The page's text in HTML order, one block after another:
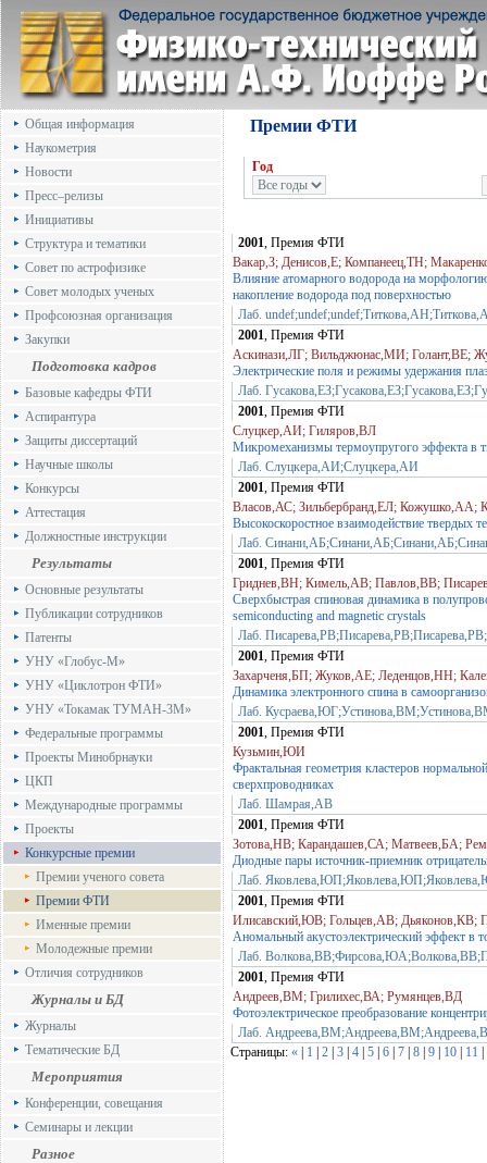
Общая информация
Наукометрия
Новости
Пресс–релизы
Инициативы
Структура и тематики
Совет по астрофизике
Совет молодых ученых
Профсоюзная организация
Закупки
Подготовка кадров
Базовые кафедры ФТИ
Аспирантура
Защиты диссертаций
Научные школы
Конкурсы
Аттестация
Должностные инструкции
Результаты
Основные результаты
Публикации сотрудников
Патенты
УНУ «Глобус-М»
УНУ «Циклотрон ФТИ»
УНУ «Токамак ТУМАН-3М»
Федеральные программы
Проекты Минобрнауки
ЦКП
Международные программы
Проекты
Конкурсные премии
Премии ученого совета
Премии ФТИ
Именные премии
Молодежные премии
Отличия сотрудников
Журналы и БД
Журналы
Тематические БД
Мероприятия
Конференции, совещания
Семинары и лекции
Разное
Премии ФТИ
Год
2001, Премия ФТИ
Вакар,З; Денисов,Е; Компанеец,ТН;
Влияние атомарного водорода на
накопление водорода под поверхностью
Лаб.
2001, Премия ФТИ
Аскинази,ЛГ; Вильджюнас,МИ; Голант,ВЕ;
Электрические поля и режимы удержания
Лаб.
2001, Премия ФТИ
Слуцкер,АИ; Гиляров,ВЛ
Микромеханизмы термоупругого эффекта в
Лаб. Слуцкера,АИ;Слуцкера,АИ
2001, Премия ФТИ
Власов,АС; Зильбербранд,ЕЛ; Кожушко,АА;
Высокоскоростное взаимодействие твердых
Лаб.
2001, Премия ФТИ
Гриднев,ВН; Кимель,АВ; Павлов,ВВ;
Сверхбыстрая спиновая динамика в
semiconducting and magnetic crystals
Лаб.
2001, Премия ФТИ
Захарченя,БП; Жуков,АЕ; Леденцов,НН;
Динамика электронного спина в
Лаб.
2001, Премия ФТИ
Кузьмин,ЮИ
Фрактальная геометрия кластеров
сверхпроводниках
Лаб. Шамрая,АВ
2001, Премия ФТИ
Зотова,НВ; Карандашев,СА; Матвеев,БА;
Диодные пары источник-приемник
Лаб.
2001, Премия ФТИ
Илисавский,ЮВ; Гольцев,АВ; Дьяконов,КВ;
Аномальный акустоэлектрический эффект в
Лаб.
2001, Премия ФТИ
Андреев,ВМ; Грилихес,ВА; Румянцев,ВД
Фотоэлектрическое преобразование
Лаб.
Страницы: « 1 2 3 4 5 6 7 8 9 10 11